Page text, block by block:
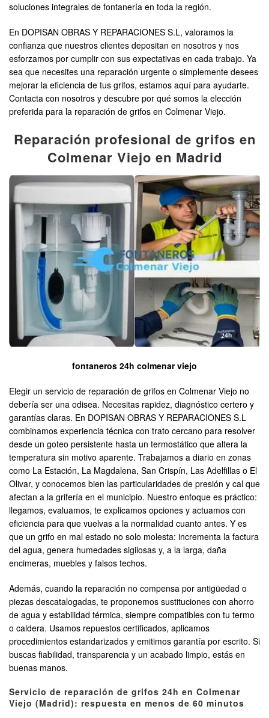
soluciones integrales de fontanería en toda la región.
En DOPISAN OBRAS Y REPARACIONES S.L, valoramos la
confianza que nuestros clientes depositan en nosotros y nos
esforzamos por cumplir con sus expectativas en cada trabajo. Ya
sea que necesites una reparación urgente o simplemente desees
mejorar la eficiencia de tus grifos, estamos aquí para ayudarte.
Contacta con nosotros y descubre por qué somos la elección
preferida para la reparación de grifos en Colmenar Viejo.
Reparación profesional de grifos en
Colmenar Viejo en Madrid
fontaneros 24h colmenar viejo
Elegir un servicio de reparación de grifos en Colmenar Viejo no
debería ser una odisea. Necesitas rapidez, diagnóstico certero y
garantías claras. En DOPISAN OBRAS Y REPARACIONES S.L
combinamos experiencia técnica con trato cercano para resolver
desde un goteo persistente hasta un termostático que altera la
temperatura sin motivo aparente. Trabajamos a diario en zonas
como La Estación, La Magdalena, San Crispín, Las Adelfillas o El
Olivar, y conocemos bien las particularidades de presión y cal que
afectan a la grifería en el municipio. Nuestro enfoque es práctico:
llegamos, evaluamos, te explicamos opciones y actuamos con
eficiencia para que vuelvas a la normalidad cuanto antes. Y es
que un grifo en mal estado no solo molesta: incrementa la factura
del agua, genera humedades sigilosas y, a la larga, daña
encimeras, muebles y falsos techos.
Además, cuando la reparación no compensa por antigüedad o
piezas descatalogadas, te proponemos sustituciones con ahorro
de agua y estabilidad térmica, siempre compatibles con tu termo
o caldera. Usamos repuestos certificados, aplicamos
procedimientos estandarizados y emitimos garantía por escrito. Si
buscas fiabilidad, transparencia y un acabado limpio, estás en
buenas manos.
Servicio de reparación de grifos 24h en Colmenar
Viejo (Madrid): respuesta en menos de 60 minutos